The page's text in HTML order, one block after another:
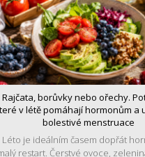
Rajčata, borůvky nebo ořechy.
v létě pomáhají hormonům a
bolestivé menstruace
Léto je ideálním časem dopřát
restart. Čerstvé ovoce,